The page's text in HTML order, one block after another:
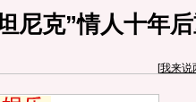
尼克”情人十年
[我来说